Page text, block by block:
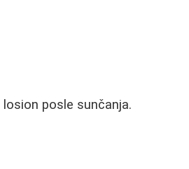
posle sunčanja.